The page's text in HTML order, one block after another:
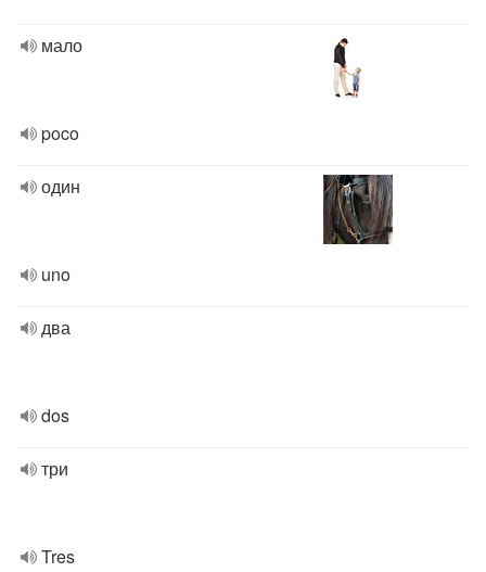
мало
poco
один
uno
два
dos
три
Tres